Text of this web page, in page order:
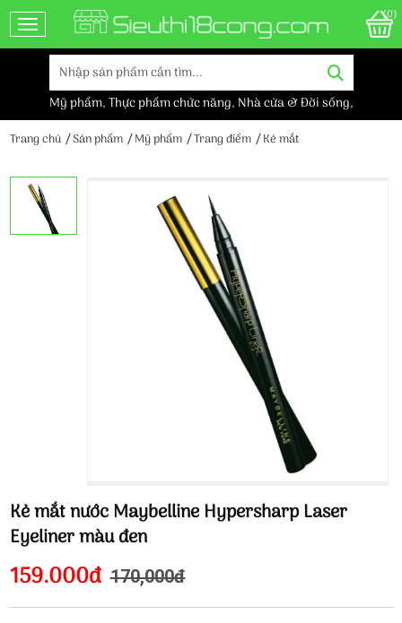
Toggle navigation
(0)
Mỹ phẩm,Thực phẩm chức năng, Nhà cửa & Đời sống,
Trang chủ Sản phẩm Mỹ phẩm Trang điểm Kẻ mắt
Kẻ mắt nước Maybelline Hypersharp Laser
Eyeliner màu đen
159.000đ 170,000đ